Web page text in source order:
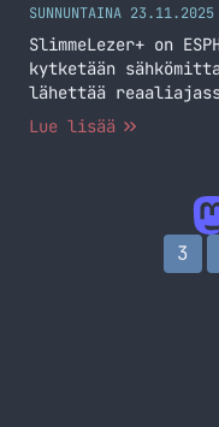
SUNNUNTAINA
SlimmeLezer+ on
kytketään
lähettää
Home Assistanttiin.
Lue lisää
3